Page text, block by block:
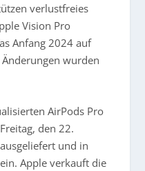
verlustfreies
Vision Pro
Anfang 2024 auf
wurden
AirPods Pro
den 22.
und in
Apple verkauft die